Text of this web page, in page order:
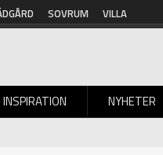
SOVRUM VILLA
INSPIRATION NYHETER